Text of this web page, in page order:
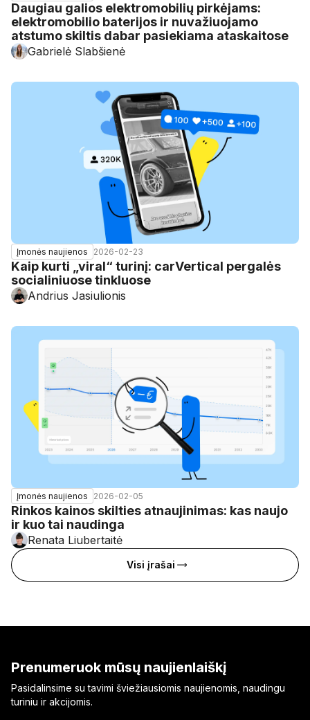
Daugiau galios elektromobilių pirkėjams:
elektromobilio baterijos ir nuvažiuojamo
atstumo skiltis dabar pasiekiama ataskaitose
Gabrielė Slabšienė
Įmonės naujienos 2026-02-23
Kaip kurti „viral“ turinį: carVertical pergalės
socialiniuose tinkluose
Andrius Jasiulionis
Įmonės naujienos 2026-02-05
Rinkos kainos skilties atnaujinimas: kas naujo
ir kuo tai naudinga
Renata Liubertaitė
Visi įrašai
Prenumeruok mūsų naujienlaiškį
Pasidalinsime su tavimi šviežiausiomis naujienomis, naudingu
turiniu ir akcijomis.